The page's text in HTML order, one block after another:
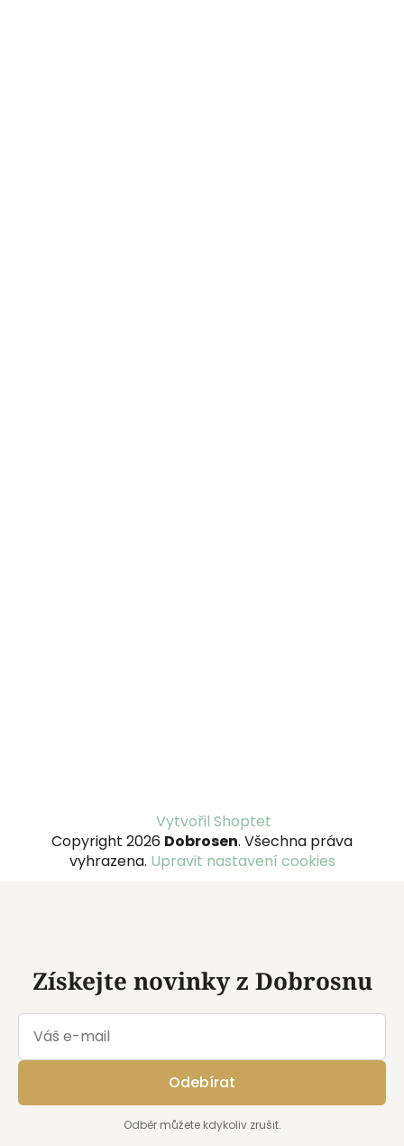
Vytvořil Shoptet
Copyright 2026 Dobrosen. Všechna práva
vyhrazena. Upravit nastavení cookies
Získejte novinky z Dobrosnu
Odebírat
Odběr můžete kdykoliv zrušit.